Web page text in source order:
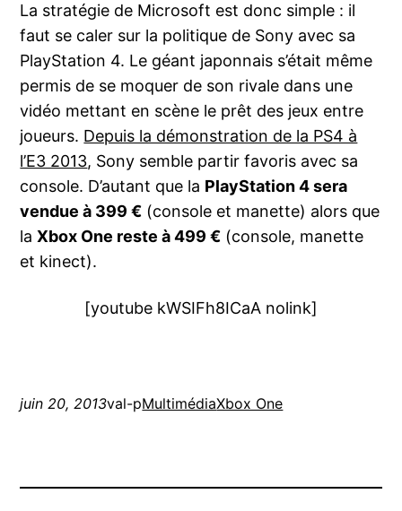
La stratégie de Microsoft est donc simple : il
faut se caler sur la politique de Sony avec sa
PlayStation 4. Le géant japonnais s’était même
permis de se moquer de son rivale dans une
vidéo mettant en scène le prêt des jeux entre
joueurs. Depuis la démonstration de la PS4 à
l’E3 2013, Sony semble partir favoris avec sa
console. D’autant que la PlayStation 4 sera
vendue à 399 € (console et manette) alors que
laXbox One reste à 499 € (console, manette
et kinect).
[youtube kWSIFh8ICaA nolink]
juin 20, 2013val-pMultimédiaXbox One